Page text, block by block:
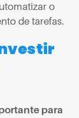
o
de tarefas.
para